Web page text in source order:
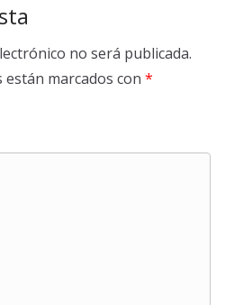
no será publicada.
marcados con *